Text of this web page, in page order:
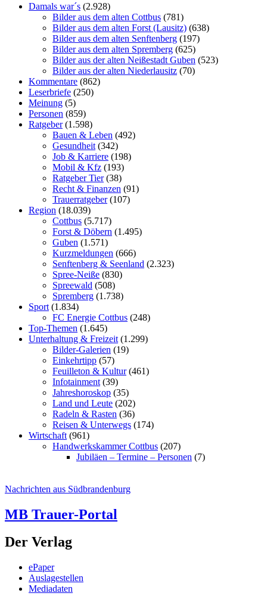
Damals war´s (2.928)
Bilder aus dem alten Cottbus (781)
Bilder aus dem alten Forst (Lausitz) (638)
Bilder aus dem alten Senftenberg (197)
Bilder aus dem alten Spremberg (625)
Bilder aus der alten Neißestadt Guben (523)
Bilder aus der alten Niederlausitz (70)
Kommentare (862)
Leserbriefe (250)
Meinung (5)
Personen (859)
Ratgeber(1.598)
Bauen & Leben (492)
Gesundheit (342)
Job & Karriere (198)
Mobil & Kfz (193)
Ratgeber Tier(38)
Recht & Finanzen (91)
Trauerratgeber(107)
Region (18.039)
Cottbus (5.717)
Forst & Döbern (1.495)
Guben (1.571)
Kurzmeldungen (666)
Senftenberg & Seenland (2.323)
Spree-Neiße (830)
Spreewald (508)
Spremberg (1.738)
Sport (1.834)
FC Energie Cottbus (248)
Top-Themen (1.645)
Unterhaltung & Freizeit (1.299)
Bilder-Galerien (19)
Einkehrtipp (57)
Feuilleton & Kultur(461)
Infotainment (39)
Jahreshoroskop (35)
Land und Leute (202)
Radeln & Rasten (36)
Reisen & Unterwegs (174)
Wirtschaft (961)
Handwerkskammer Cottbus (207)
Jubiläen – Termine – Personen (7)
Nachrichten aus Südbrandenburg
MB Trauer-Portal
Der Verlag
ePaper
Auslagestellen
Mediadaten